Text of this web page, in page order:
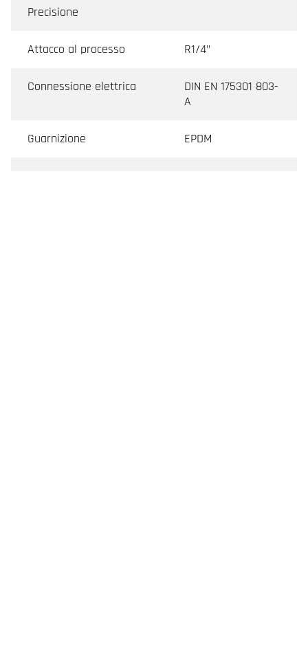
Precisione
Attacco al processo R1/4"
Connessione elettrica
DIN EN 175301 803-
A
Guarnizione EPDM